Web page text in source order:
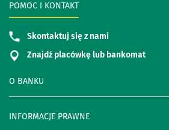
O BANKU
INFORMACJE PRAWNE
POMOC I KONTAKT
Skontaktuj się z nami
Znajdź placówkę lub bankomat